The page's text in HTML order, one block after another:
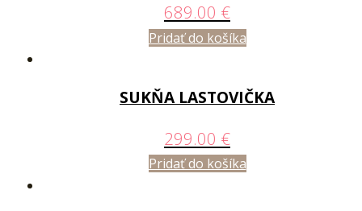
689.00 €
Pridať do košíka
SUKŇA LASTOVIČKA
299.00 €
Pridať do košíka